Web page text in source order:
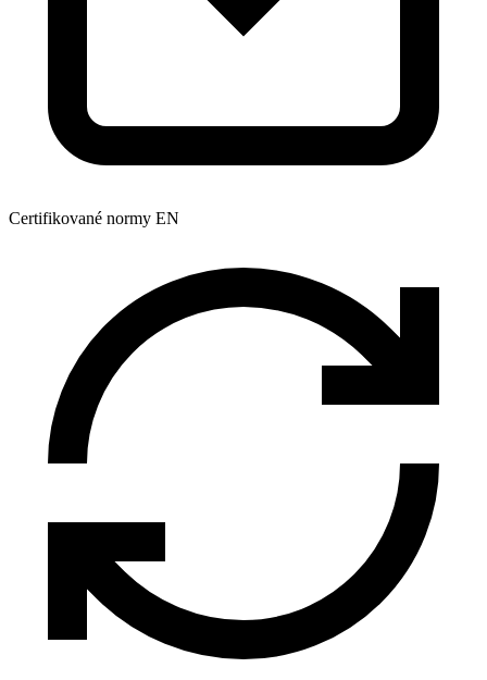
Certifikované normy EN